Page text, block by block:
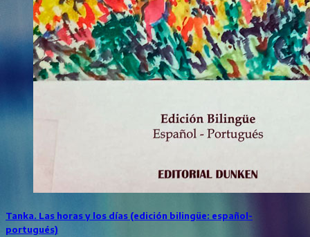
Tanka. Las horas y los días (edición bilingüe: español-
portugués)